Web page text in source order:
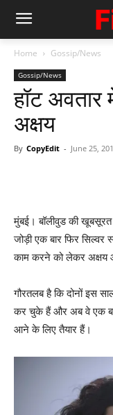
Home Gossip/News
Gossip/News
हॉट अवतार
अक्षय
By CopyEdit - June 25,
मुंबई। बॉलीवुड की खूबसूरत
जोड़ी एक बार फिर सिल्‍वर
काम करने को लेकर अक्षय
गौरतलब है कि दोनों इस
कर चुके हैं और अब वे एक बार
आने के लिए तैयार हैं।